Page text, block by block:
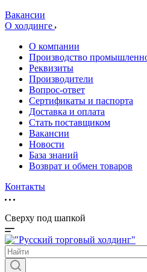
Вакансии
О холдинге
О компании
Производство
Реквизиты
Производители
Вопрос-ответ
Сертификаты и паспорта
Доставка и оплата
Стать поставщиком
Вакансии
Новости
База знаний
Возврат и обмен товаров
Контакты
Сверху под шапкой